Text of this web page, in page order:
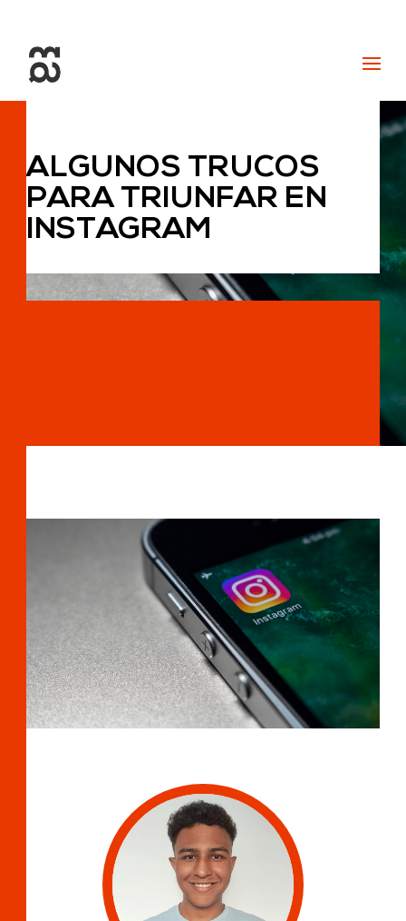
ALGUNOS TRUCOS
PARA TRIUNFAR EN
INSTAGRAM